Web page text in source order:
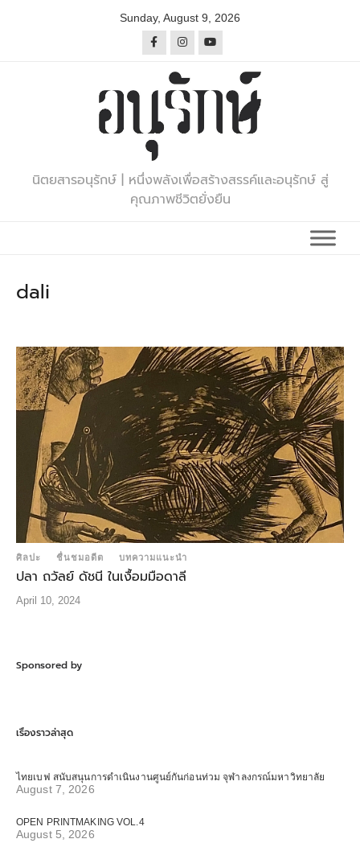
Sunday, August 9, 2026
นิตยสารอนุรักษ์ | หนึ่งพลังเพื่อสร้างสรรค์และอนุรักษ์ สู่
คุณภาพชีวิตยั่งยืน
dali
ศิลปะ ชื่นชมอดีต บทความแนะนำ
ปลา ถวัลย์ ดัชนี ในเงื้อมมือดาลี
April 10, 2024
Sponsored by
เรื่องราวล่าสุด
ไทยเบฟ สนับสนุนการดำเนินงานศูนย์กันก่อนท่วม จุฬาลงกรณ์มหาวิทยาลัย
August 7, 2026
OPEN PRINTMAKING VOL.4
August 5, 2026